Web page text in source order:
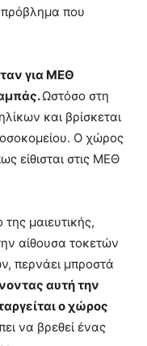
που
για ΜΕΘ
Ωστόσο στη
και βρίσκεται
Ο χώρος
είθισται στις ΜΕΘ
μαιευτικής,
αίθουσα τοκετών
περνάει μπροστά
αυτή την
ο χώρος
να βρεθεί ένας